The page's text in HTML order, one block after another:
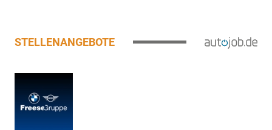
STELLENANGEBOTE